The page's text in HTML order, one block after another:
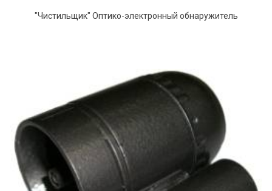
"Чистильщик" Оптико-электронный обнаружитель